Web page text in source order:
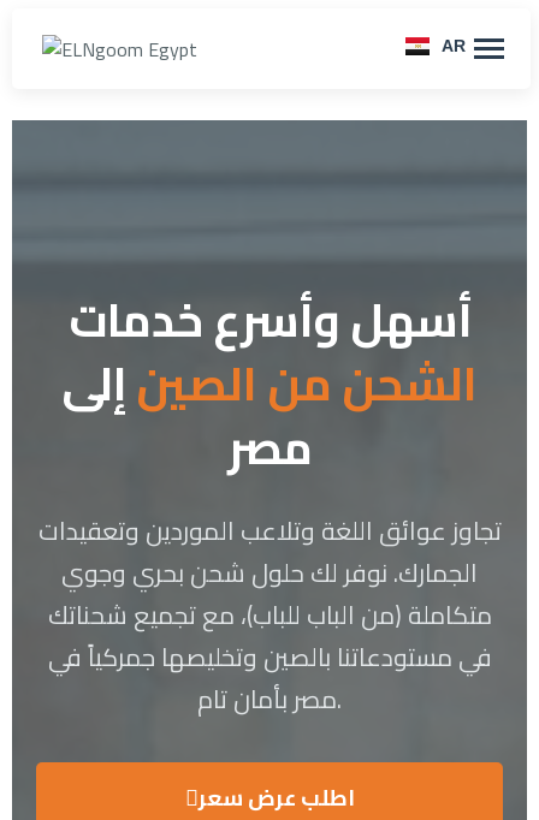
AR
أسهل وأسرع خدمات
الشحن من الصينإلى
مصر
تجاوز عوائق اللغة وتلاعب الموردين وتعقيدات
الجمارك. نوفر لك حلول شحن بحري وجوي
متكاملة (من الباب للباب)، مع تجميع شحناتك
في مستودعاتنا بالصين وتخليصها جمركياً في
مصر بأمان تام.
اطلب عرض سعر